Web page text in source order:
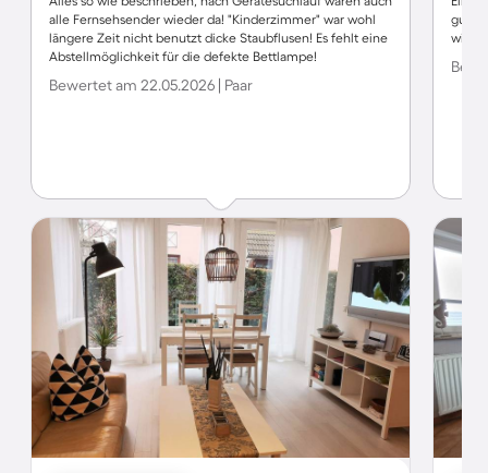
alle Fernsehsender wieder da! "Kinderzimmer" war wohl
längere Zeit nicht benutzt dicke Staubflusen! Es fehlt eine
Abstellmöglichkeit für die defekte Bettlampe!
Bewertet am 22.05.2026 | Paar
gutes